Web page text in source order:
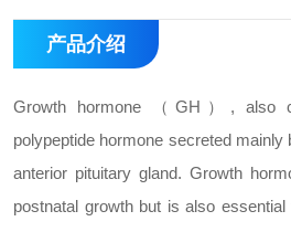
产品介绍
Growth hormone （GH）, also
polypeptide hormone secreted
anterior pituitary gland. Growth
postnatal growth but is also